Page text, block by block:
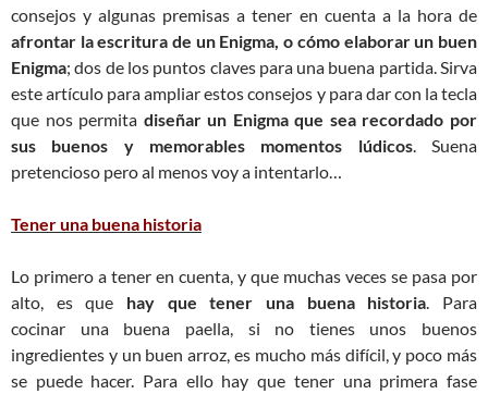
consejos y algunas premisas a tener en cuenta a la hora de
afrontar la escritura de un Enigma, o cómo elaborar un buen
Enigma; dos de los puntos claves para una buena partida. Sirva
este artículo para ampliar estos consejos y para dar con la tecla
que nos permita diseñar un Enigma que sea recordado por
sus buenos y memorables momentos lúdicos. Suena
pretencioso pero al menos voy a intentarlo…
Tener una buena historia
Lo primero a tener en cuenta, y que muchas veces se pasa por
alto, es que hay que tener una buena historia. Para
cocinar una buena paella, si no tienes unos buenos
ingredientes y un buen arroz, es mucho más difícil, y poco más
se puede hacer. Para ello hay que tener una primera fase